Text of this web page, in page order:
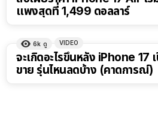
แพงสุดที่ 1,499 ดอลลาร์
6k ดู VIDEO
จะเกิดอะไรขึ้นหลัง iPhone 17
ขาย รุ่นไหนลดบ้าง (คาดการณ์)